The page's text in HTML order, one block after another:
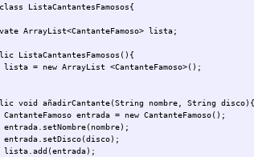
ListaCantantesFamosos{
ArrayList<CantanteFamoso> lista;
new ArrayList <CantanteFamoso>();
void añadirCantante(String nombre, String disco){
entrada = new CantanteFamoso();